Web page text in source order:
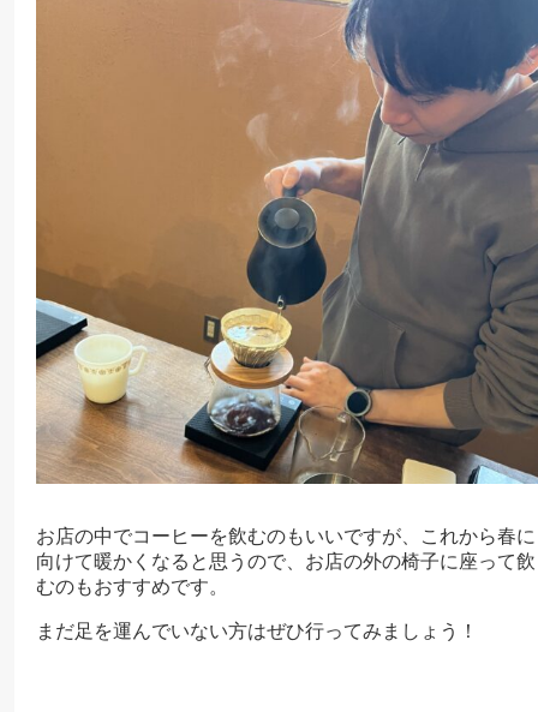
お店の中でコーヒーを飲むのもいいですが、これから春に
向けて暖かくなると思うので、お店の外の椅子に座って飲
むのもおすすめです。
まだ足を運んでいない方はぜひ行ってみましょう！